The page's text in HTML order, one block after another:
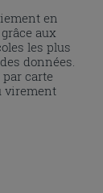
en
aux
les plus
données.
carte
virement